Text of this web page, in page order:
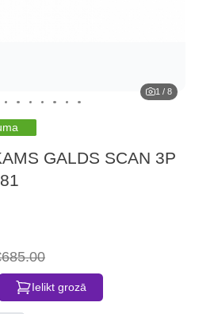
1 / 8
GALDS SCAN 3P
Ielikt grozā